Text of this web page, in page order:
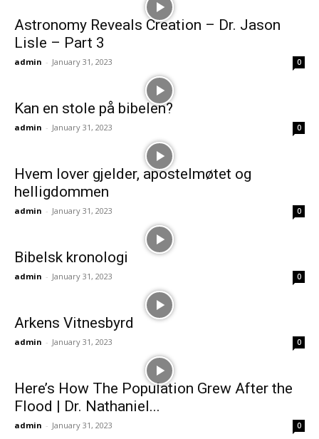
Astronomy Reveals Creation – Dr. Jason
Lisle – Part 3
admin - January 31, 2023 0
Kan en stole på bibelen?
admin - January 31, 2023 0
Hvem lover gjelder, apostelmøtet og
helligdommen
admin - January 31, 2023 0
Bibelsk kronologi
admin - January 31, 2023 0
Arkens Vitnesbyrd
admin - January 31, 2023 0
Here’s How The Population Grew After the
Flood | Dr. Nathaniel...
admin - January 31, 2023 0